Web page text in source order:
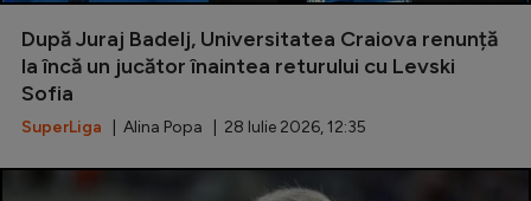
După Juraj Badelj, Universitatea Craiova renunță
la încă un jucător înaintea returului cu Levski
Sofia
SuperLiga | Alina Popa | 28 Iulie 2026, 12:35